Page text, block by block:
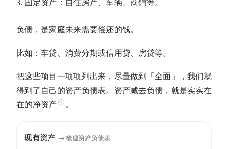
固定资产：自住房产、车辆、商铺等。
负债，是家庭未来需要偿还的钱。
比如：车贷、消费分期或信用贷、房贷等。
把这些项目一项项列出来，尽量做到「全面」，我们就
得到了自己的资产负债表。资产减去负债，就是实实在
在的净资产 。